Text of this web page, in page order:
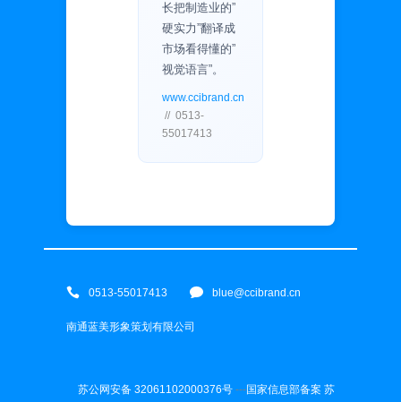
长把制造业的”
硬实力”翻译成
市场看得懂的”
视觉语言”。
www.ccibrand.cn
// 0513-
55017413
0513-55017413 blue@ccibrand.cn
南通蓝美形象策划有限公司
苏公网安备 32061102000376号 ---国家信息部备案 苏